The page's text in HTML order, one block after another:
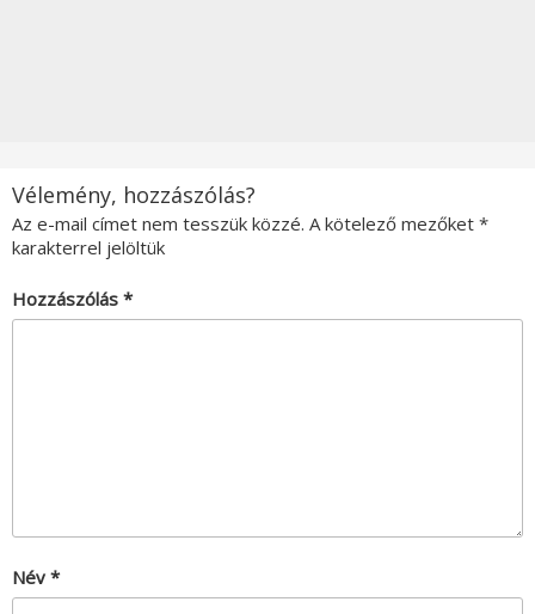
Vélemény, hozzászólás?
Az e-mail címet nem tesszük közzé. A kötelező mezőket *
karakterrel jelöltük
Hozzászólás *
Név *